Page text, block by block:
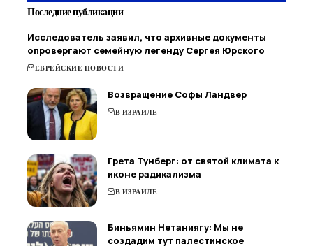
Последние публикации
Исследователь заявил, что архивные документы
опровергают семейную легенду Сергея Юрского
ЕВРЕЙСКИЕ НОВОСТИ
Возвращение Софы Ландвер
В ИЗРАИЛЕ
Грета Тунберг: от святой климата к
иконе радикализма
В ИЗРАИЛЕ
Биньямин Нетаниягу: Мы не
создадим тут палестинское